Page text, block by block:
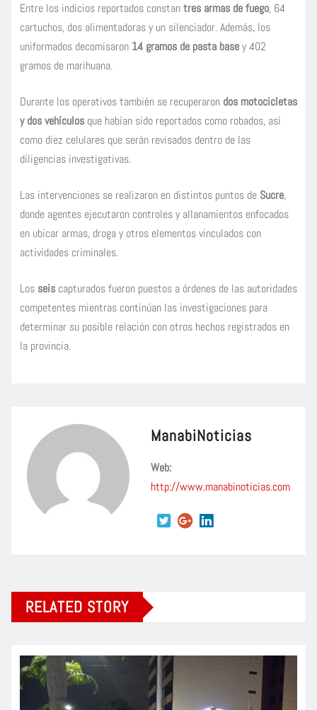
Entre los indicios reportados constantres armas de fuego, 64
cartuchos, dos alimentadoras y un silenciador. Además, los
uniformados decomisaron 14 gramos de pasta basey 402
gramos de marihuana.
Durante los operativos también se recuperaron dos motocicletas
y dos vehículos que habían sido reportados como robados, así
como diez celulares que serán revisados dentro de las
diligencias investigativas.
Las intervenciones se realizaron en distintos puntos de Sucre,
donde agentes ejecutaron controles y allanamientos enfocados
en ubicar armas, droga y otros elementos vinculados con
actividades criminales.
Los seis capturados fueron puestos a órdenes de las autoridades
competentes mientras continúan las investigaciones para
determinar su posible relación con otros hechos registrados en
la provincia.
ManabiNoticias
Web:
http://www.manabinoticias.com
RELATED STORY